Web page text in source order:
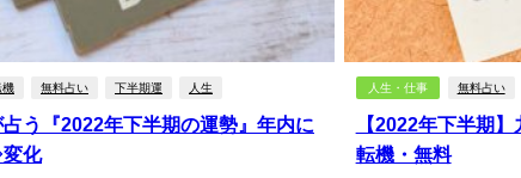
機 無料占い 下半期運 人生
う『2022年下半期の運勢』年内に
化
人生・仕事 無料占い
【2022年下半期
転機・無料